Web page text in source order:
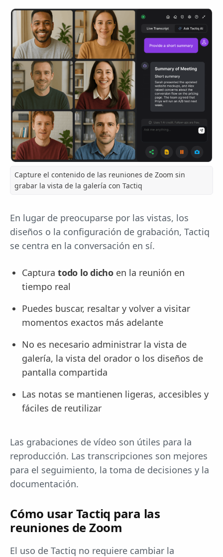
Capture el contenido de las reuniones de Zoom sin
grabar la vista de la galería con Tactiq
En lugar de preocuparse por las vistas, los
diseños o la configuración de grabación, Tactiq
se centra en la conversación en sí.
Captura todo lo dichoen la reunión en
tiempo real
Puedes buscar, resaltar y volver a visitar
momentos exactos más adelante
No es necesario administrar la vista de
galería, la vista del orador o los diseños de
pantalla compartida
Las notas se mantienen ligeras, accesibles y
fáciles de reutilizar
Las grabaciones de vídeo son útiles para la
reproducción. Las transcripciones son mejores
para el seguimiento, la toma de decisiones y la
documentación.
Cómo usar Tactiq para las
reuniones de Zoom
El uso de Tactiq no requiere cambiar la